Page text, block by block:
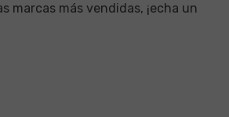
marcas más vendidas, ¡echa un